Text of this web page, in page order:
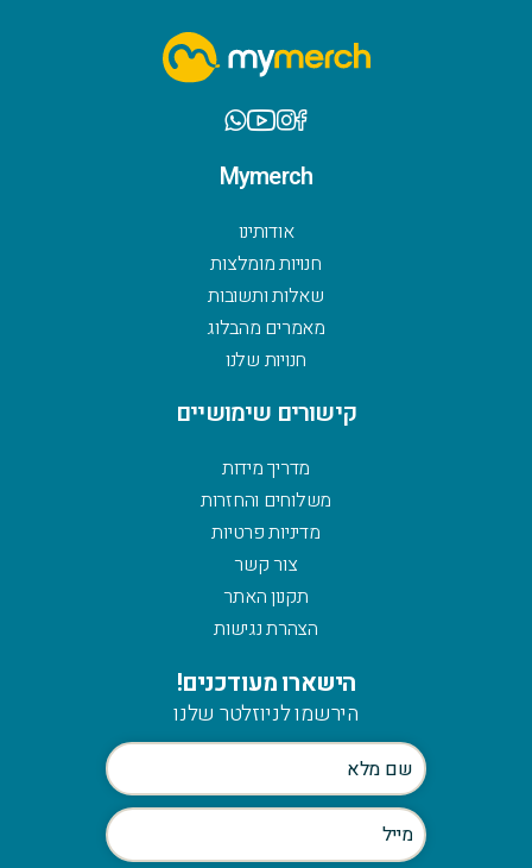
Mymerch
אודותינו
חנויות מומלצות
שאלות ותשובות
מאמרים מהבלוג
חנויות שלנו
קישורים שימושיים
מדריך מידות
משלוחים והחזרות
מדיניות פרטיות
צור קשר
תקנון האתר
הצהרת נגישות
הישארו מעודכנים!
הירשמו לניוזלטר שלנו